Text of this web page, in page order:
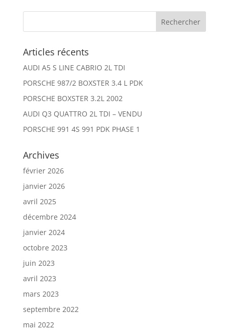
Articles récents
AUDI A5 S LINE CABRIO 2L TDI
PORSCHE 987/2 BOXSTER 3.4 L PDK
PORSCHE BOXSTER 3.2L 2002
AUDI Q3 QUATTRO 2L TDI – VENDU
PORSCHE 991 4S 991 PDK PHASE 1
Archives
février 2026
janvier 2026
avril 2025
décembre 2024
janvier 2024
octobre 2023
juin 2023
avril 2023
mars 2023
septembre 2022
mai 2022